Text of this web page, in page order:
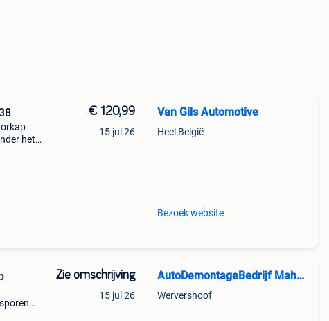
het
€ 120,99
15 jul 26
Van Gils Automotive
Heel België
Bezoek website
Zie omschrijving
15 jul 26
AutoDemontageBedrijf Mahzud
Wervershoof